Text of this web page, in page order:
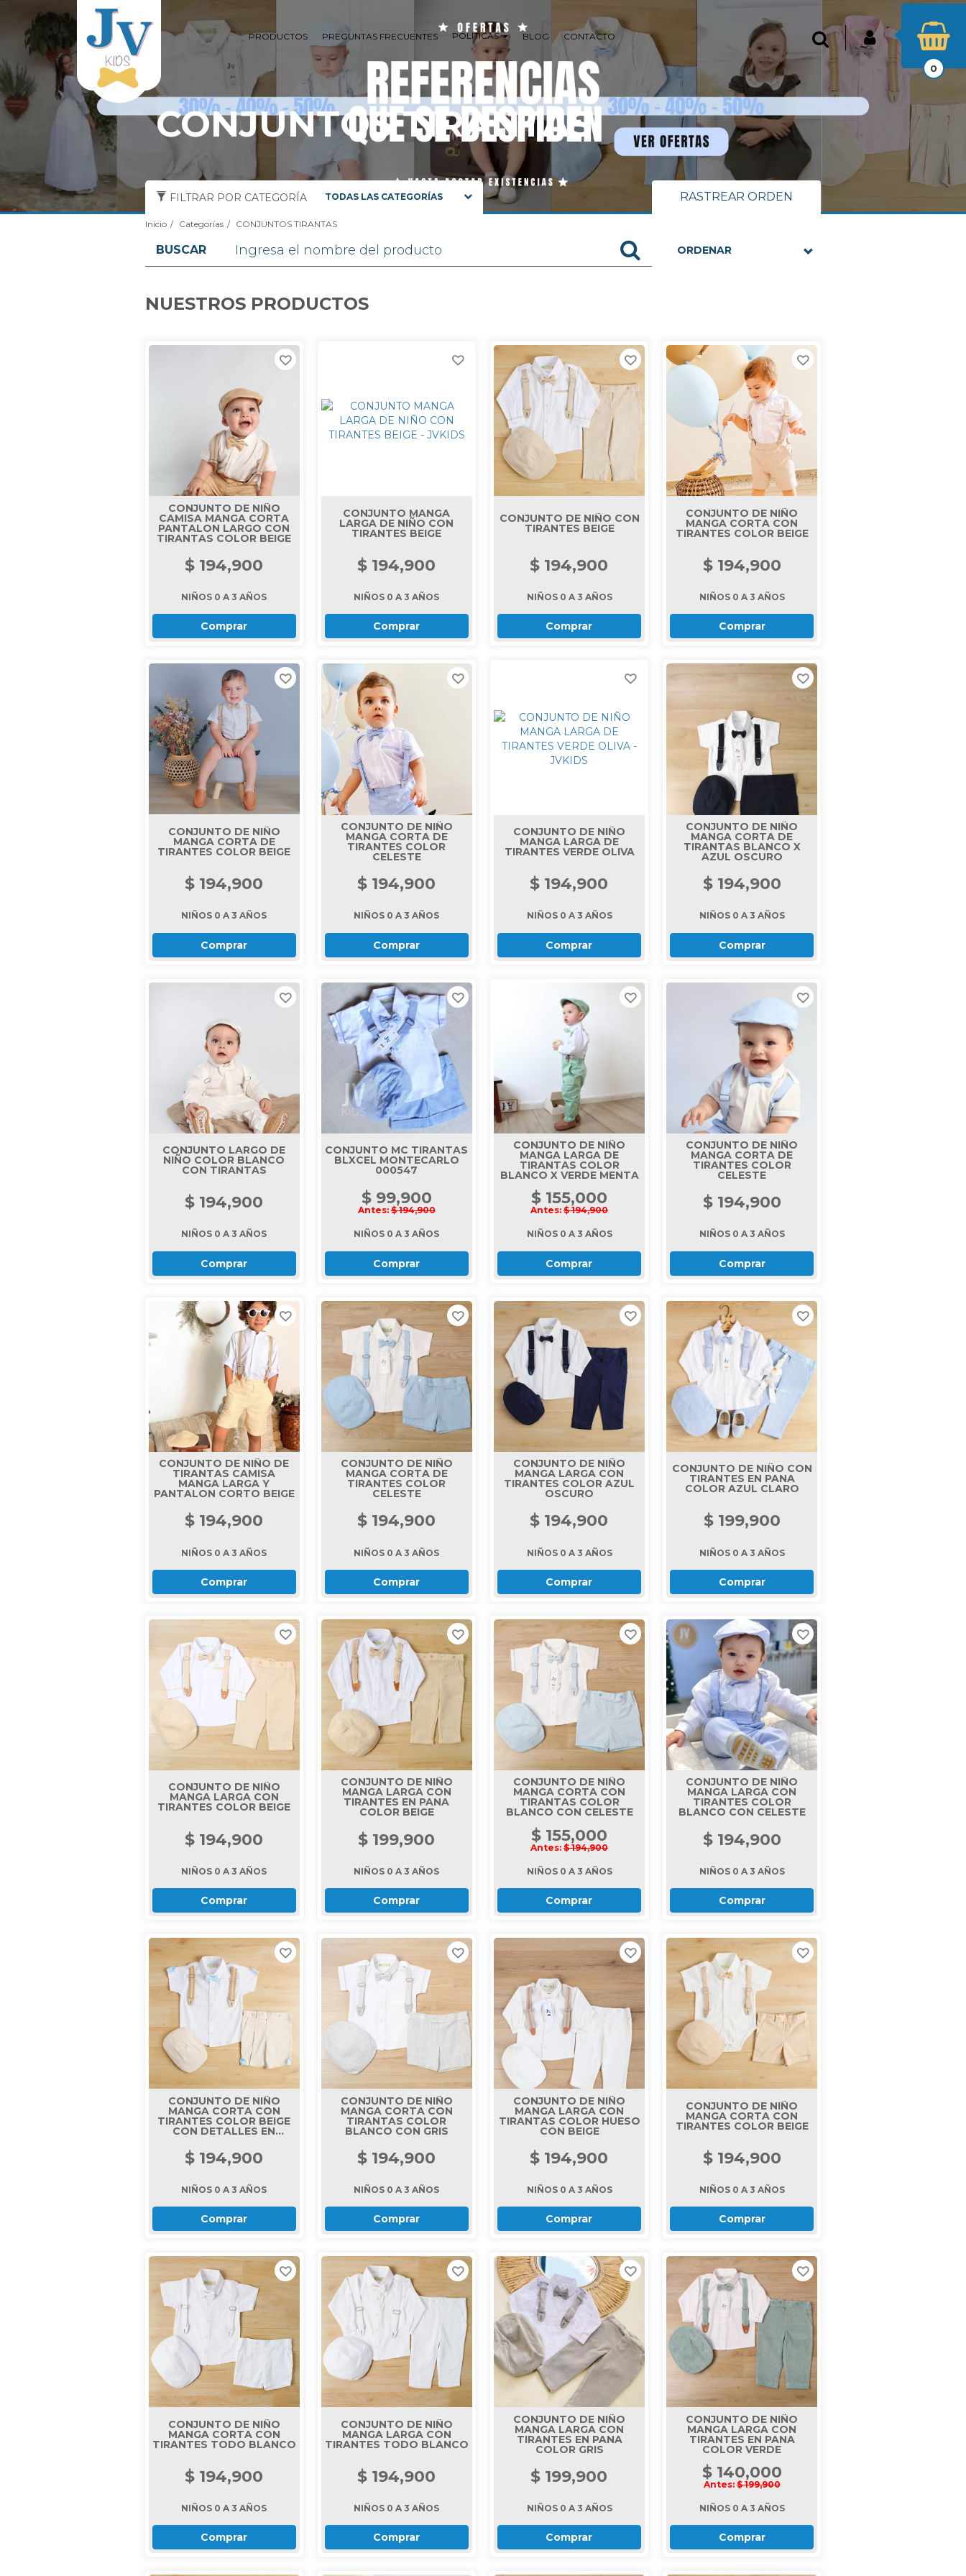
PRODUCTOS PREGUNTAS FRECUENTES POLÍTICAS BLOG CONTACTO INICIAR SESIÓN
Buscar
0
CONJUNTOS TIRANTAS
FILTRAR POR CATEGORÍA TODAS LAS CATEGORÍAS
NIÑOS 0 A 3 AÑOS
NIÑA 0 A 8 AÑOS
PRIMERA COMUNION.
RASTREAR ORDEN
Inicio Categorías CONJUNTOS TIRANTAS
BUSCAR ORDENAR
NUESTROS PRODUCTOS
CONJUNTO DE NIÑO
CAMISA MANGA CORTA
PANTALON LARGO CON
TIRANTAS COLOR BEIGE
$ 194,900
NIÑOS 0 A 3 AÑOS
Comprar
CONJUNTO MANGA
LARGA DE NIÑO CON
TIRANTES BEIGE
$ 194,900
NIÑOS 0 A 3 AÑOS
Comprar
CONJUNTO DE NIÑO CON
TIRANTES BEIGE
$ 194,900
NIÑOS 0 A 3 AÑOS
Comprar
CONJUNTO DE NIÑO
MANGA CORTA CON
TIRANTES COLOR BEIGE
$ 194,900
NIÑOS 0 A 3 AÑOS
Comprar
CONJUNTO DE NIÑO
MANGA CORTA DE
TIRANTES COLOR BEIGE
$ 194,900
NIÑOS 0 A 3 AÑOS
Comprar
CONJUNTO DE NIÑO
MANGA CORTA DE
TIRANTES COLOR
CELESTE
$ 194,900
NIÑOS 0 A 3 AÑOS
Comprar
CONJUNTO DE NIÑO
MANGA LARGA DE
TIRANTES VERDE OLIVA
$ 194,900
NIÑOS 0 A 3 AÑOS
Comprar
CONJUNTO DE NIÑO
MANGA CORTA DE
TIRANTAS BLANCO X
AZUL OSCURO
$ 194,900
NIÑOS 0 A 3 AÑOS
Comprar
CONJUNTO LARGO DE
NIÑO COLOR BLANCO
CON TIRANTAS
$ 194,900
NIÑOS 0 A 3 AÑOS
Comprar
CONJUNTO MC TIRANTAS
BLXCEL MONTECARLO
000547
$ 99,900
Antes:$ 194,900
NIÑOS 0 A 3 AÑOS
Comprar
CONJUNTO DE NIÑO
MANGA LARGA DE
TIRANTAS COLOR
BLANCO X VERDE MENTA
$ 155,000
Antes: $ 194,900
NIÑOS 0 A 3 AÑOS
Comprar
CONJUNTO DE NIÑO
MANGA CORTA DE
TIRANTES COLOR
CELESTE
$ 194,900
NIÑOS 0 A 3 AÑOS
Comprar
CONJUNTO DE NIÑO DE
TIRANTAS CAMISA
MANGA LARGA Y
PANTALON CORTO BEIGE
$ 194,900
NIÑOS 0 A 3 AÑOS
Comprar
CONJUNTO DE NIÑO
MANGA CORTA DE
TIRANTES COLOR
CELESTE
$ 194,900
NIÑOS 0 A 3 AÑOS
Comprar
CONJUNTO DE NIÑO
MANGA LARGA CON
TIRANTES COLOR AZUL
OSCURO
$ 194,900
NIÑOS 0 A 3 AÑOS
Comprar
CONJUNTO DE NIÑO CON
TIRANTES EN PANA
COLOR AZUL CLARO
$ 199,900
NIÑOS 0 A 3 AÑOS
Comprar
CONJUNTO DE NIÑO
MANGA LARGA CON
TIRANTES COLOR BEIGE
$ 194,900
NIÑOS 0 A 3 AÑOS
Comprar
CONJUNTO DE NIÑO
MANGA LARGA CON
TIRANTES EN PANA
COLOR BEIGE
$ 199,900
NIÑOS 0 A 3 AÑOS
Comprar
CONJUNTO DE NIÑO
MANGA CORTA CON
TIRANTAS COLOR
BLANCO CON CELESTE
$ 155,000
Antes: $ 194,900
NIÑOS 0 A 3 AÑOS
Comprar
CONJUNTO DE NIÑO
MANGA LARGA CON
TIRANTES COLOR
BLANCO CON CELESTE
$ 194,900
NIÑOS 0 A 3 AÑOS
Comprar
CONJUNTO DE NIÑO
MANGA CORTA CON
TIRANTES COLOR BEIGE
CON DETALLES EN
$ 194,900
NIÑOS 0 A 3 AÑOS
Comprar
CONJUNTO DE NIÑO
MANGA CORTA CON
TIRANTAS COLOR
BLANCO CON GRIS
$ 194,900
NIÑOS 0 A 3 AÑOS
Comprar
CONJUNTO DE NIÑO
MANGA LARGA CON
TIRANTAS COLOR HUESO
CON BEIGE
$ 194,900
NIÑOS 0 A 3 AÑOS
Comprar
CONJUNTO DE NIÑO
MANGA CORTA CON
TIRANTES COLOR BEIGE
$ 194,900
NIÑOS 0 A 3 AÑOS
Comprar
CONJUNTO DE NIÑO
MANGA CORTA CON
TIRANTES TODO BLANCO
$ 194,900
NIÑOS 0 A 3 AÑOS
Comprar
CONJUNTO DE NIÑO
MANGA LARGA CON
TIRANTES TODO BLANCO
$ 194,900
NIÑOS 0 A 3 AÑOS
Comprar
CONJUNTO DE NIÑO
MANGA LARGA CON
TIRANTES EN PANA
COLOR GRIS
$ 199,900
NIÑOS 0 A 3 AÑOS
Comprar
CONJUNTO DE NIÑO
MANGA LARGA CON
TIRANTES EN PANA
COLOR VERDE
$ 140,000
Antes:$ 199,900
NIÑOS 0 A 3 AÑOS
Comprar